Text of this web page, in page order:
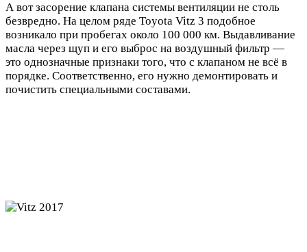
А вот засорение клапана системы вентиляции не столь
безвредно. На целом ряде Toyota Vitz 3 подобное
возникало при пробегах около 100 000 км. Выдавливание
масла через щуп и его выброс на воздушный фильтр —
это однозначные признаки того, что с клапаном не всё в
порядке. Соответственно, его нужно демонтировать и
почистить специальными составами.